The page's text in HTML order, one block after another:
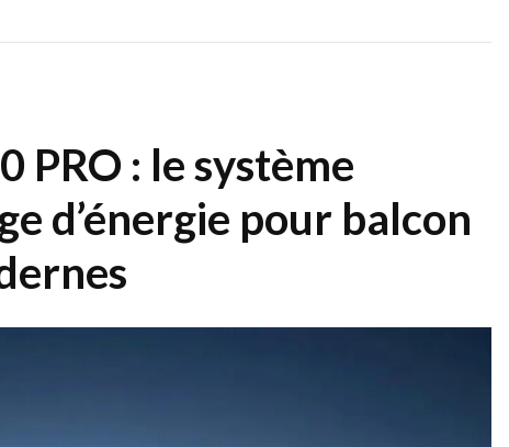
PRO : le système
d’énergie pour balcon